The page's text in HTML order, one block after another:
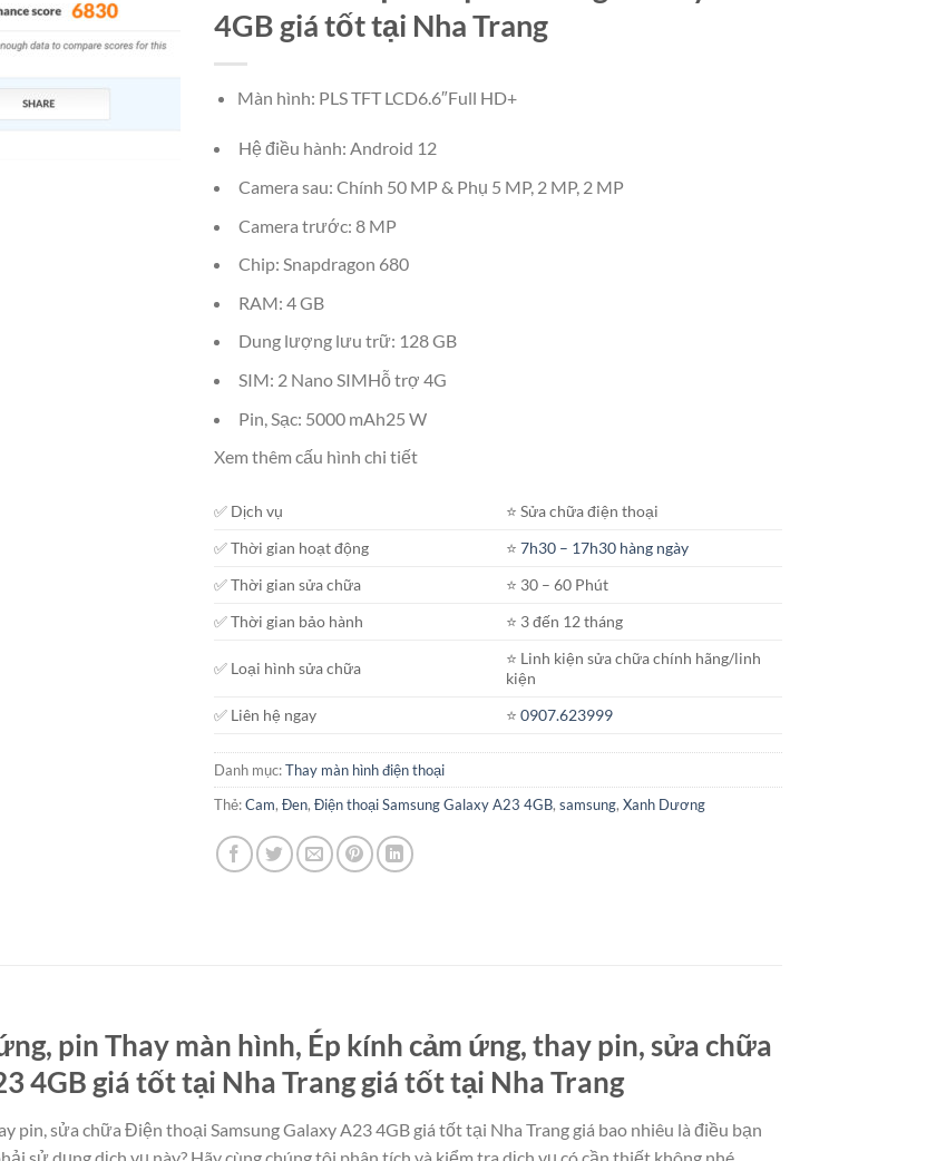
4GB giá tốt tại Nha Trang
Màn hình: PLS TFT LCD6.6″Full HD+
Hệ điều hành: Android 12
Camera sau: Chính 50 MP & Phụ 5 MP, 2 MP, 2 MP
Camera trước: 8 MP
Chip: Snapdragon 680
RAM: 4 GB
Dung lượng lưu trữ: 128 GB
SIM: 2 Nano SIMHỗ trợ 4G
Pin, Sạc: 5000 mAh25 W
Xem thêm cấu hình chi tiết
✅ Dịch vụ
⭐️ Sửa chữa điện thoại
✅ Thời gian hoạt động
⭐️7h30 – 17h30 hàng ngày
✅ Thời gian sửa chữa
⭐️ 30 – 60 Phút
✅ Thời gian bảo hành
⭐️ 3 đến 12 tháng
✅ Loại hình sửa chữa
⭐️ Linh kiện sửa chữa chính hãng/linh
kiện
✅ Liên hệ ngay
⭐️0907.623999
Danh mục:Thay màn hình điện thoại
Thẻ:Cam, Đen, Điện thoại Samsung Galaxy A23 4GB, samsung, Xanh Dương
pin Thay màn hình, Ép kính cảm ứng, thay pin, sửa chữa
4GB giá tốt tại Nha Trang giá tốt tại Nha Trang
pin, sửa chữa Điện thoại Samsung Galaxy A23 4GB giá tốt tại Nha Trang giá bao nhiêu là điều bạn